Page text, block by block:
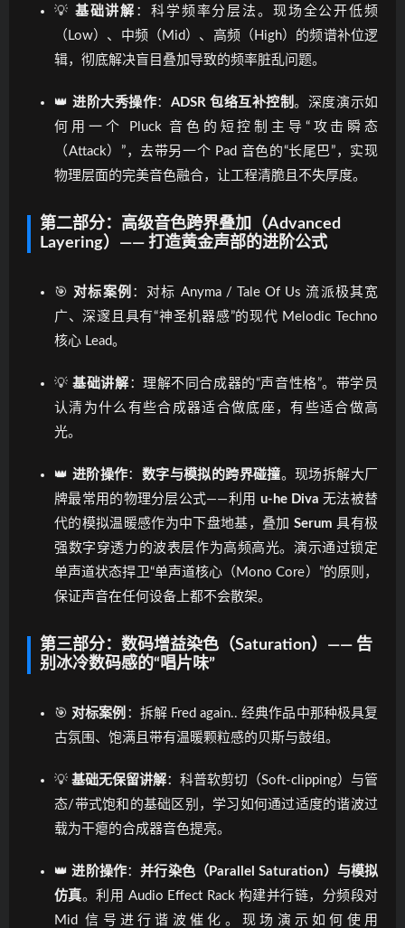
💡 基础讲解 ：科学频率分层法。现场全公开低频
（Low）、中频（Mid）、高频（High）的频谱补位逻
辑，彻底解决盲目叠加导致的频率脏乱问题。
👑进阶大秀操作： ADSR 包络互补控制。深度演示如
何用一个 Pluck 音色的短控制主导“攻击瞬态
（Attack）”，去带另一个 Pad 音色的“长尾巴”，实现
物理层面的完美音色融合，让工程清脆且不失厚度。
第二部分：高级音色跨界叠加（Advanced
Layering）—— 打造黄金声部的进阶公式
🎯 对标案例 ：对标 Anyma / Tale Of Us 流派极其宽
广、深邃且具有“神圣机器感”的现代 Melodic Techno
核心 Lead。
💡基础讲解 ：理解不同合成器的“声音性格”。带学员
认清为什么有些合成器适合做底座，有些适合做高
光。
👑 进阶操作： 数字与模拟的跨界碰撞。现场拆解大厂
牌最常用的物理分层公式——利用 u-he Diva 无法被替
代的模拟温暖感作为中下盘地基，叠加 Serum 具有极
强数字穿透力的波表层作为高频高光。演示通过锁定
单声道状态捍卫“单声道核心（Mono Core）”的原则，
保证声音在任何设备上都不会散架。
第三部分：数码增益染色（Saturation）—— 告
别冰冷数码感的“唱片味”
🎯 对标案例 ：拆解 Fred again.. 经典作品中那种极具复
古氛围、饱满且带有温暖颗粒感的贝斯与鼓组。
💡 基础无保留讲解：科普软剪切（Soft-clipping）与管
态/带式饱和的基础区别，学习如何通过适度的谐波过
载为干瘪的合成器音色提亮。
👑进阶操作：并行染色（Parallel Saturation）与模拟
仿真。利用 Audio Effect Rack 构建并行链，分频段对
Mid 信号进行谐波催化。现场演示如何使用